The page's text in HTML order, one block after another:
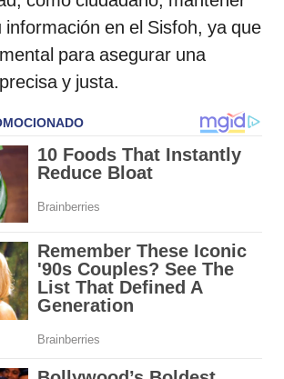
en el Sisfoh, ya que
para asegurar una
y justa.